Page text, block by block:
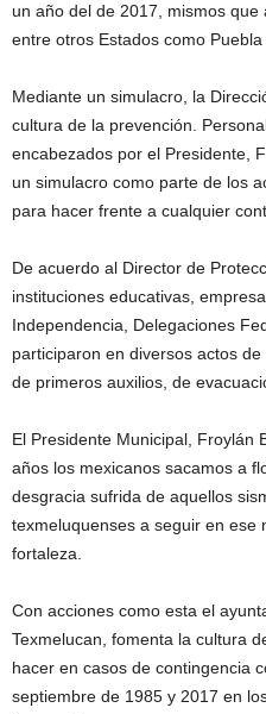
un año del de 2017, mismos que
entre otros Estados como Puebla
Mediante un simulacro, la
cultura de la prevención.
encabezados por el Presidente,
un simulacro como parte de los
para hacer frente a cualquier
De acuerdo al Director de
instituciones educativas,
Independencia, Delegaciones
participaron en diversos actos
de primeros auxilios, de
El Presidente Municipal, Froylán
años los mexicanos sacamos a
desgracia sufrida de aquellos
texmeluquenses a seguir en ese
fortaleza.
Con acciones como esta el
Texmelucan, fomenta la cultura
hacer en casos de contingencia
septiembre de 1985 y 2017 en